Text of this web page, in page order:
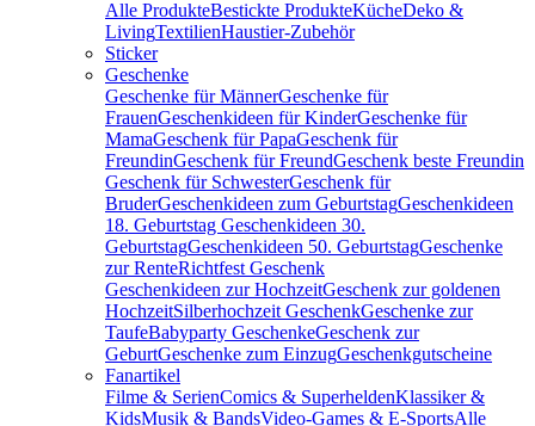
Alle ProdukteBestickte ProdukteKücheDeko &
LivingTextilienHaustier-Zubehör
Sticker
Geschenke
Geschenke für MännerGeschenke für
FrauenGeschenkideen für KinderGeschenke für
MamaGeschenk für PapaGeschenk für
FreundinGeschenk für FreundGeschenk beste Freundin
Geschenk für SchwesterGeschenk für
BruderGeschenkideen zum GeburtstagGeschenkideen
18. Geburtstag Geschenkideen 30.
GeburtstagGeschenkideen 50. GeburtstagGeschenke
zur RenteRichtfest Geschenk
Geschenkideen zur HochzeitGeschenk zur goldenen
HochzeitSilberhochzeit GeschenkGeschenke zur
TaufeBabyparty GeschenkeGeschenk zur
GeburtGeschenke zum EinzugGeschenkgutscheine
Fanartikel
Filme & SerienComics & SuperheldenKlassiker &
KidsMusik & BandsVideo-Games & E-SportsAlle